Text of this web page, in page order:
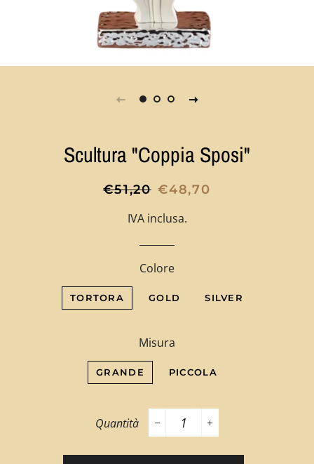
Scultura "Coppia Sposi"
Prezzo
listino
€51,20 Prezzo
€48,70
IVA inclusa.
Colore
TORTORA GOLD SILVER
Misura
GRANDE PICCOLA
Quantità
−
+